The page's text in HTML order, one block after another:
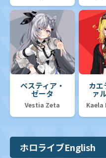
ベスティア・
ゼータ
Vestia Zeta
カエ
ァ
Kaela
ホロライブEnglish